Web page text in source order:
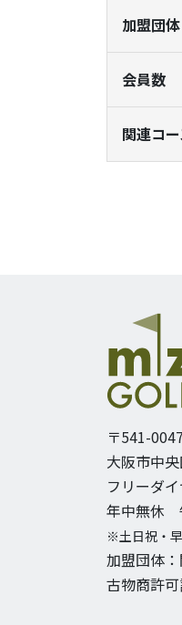
加盟団体
会員数
関連コ
〒541-0047
大阪市中
フリーダ
年中無休
※土日祝・
加盟団体
古物商許